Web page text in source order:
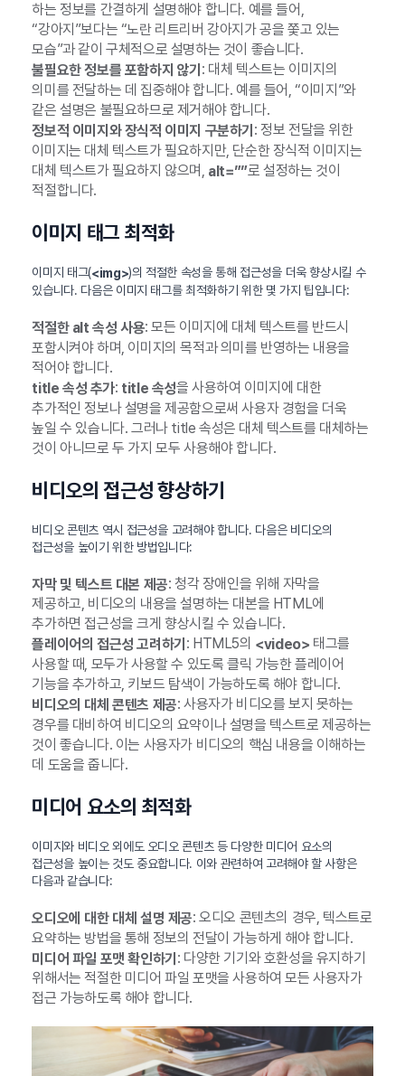
하는 정보를 간결하게 설명해야 합니다. 예를 들어,
“강아지”보다는 “노란 리트리버 강아지가 공을 쫓고 있는
모습”과 같이 구체적으로 설명하는 것이 좋습니다.
불필요한 정보를 포함하지 않기 : 대체 텍스트는 이미지의
의미를 전달하는 데 집중해야 합니다. 예를 들어, “이미지”와
같은 설명은 불필요하므로 제거해야 합니다.
정보적 이미지와 장식적 이미지 구분하기 : 정보 전달을 위한
이미지는 대체 텍스트가 필요하지만, 단순한 장식적 이미지는
대체 텍스트가 필요하지 않으며, alt=””로 설정하는 것이
적절합니다.
이미지 태그 최적화
이미지 태그(<img>)의 적절한 속성을 통해 접근성을 더욱 향상시킬 수
있습니다. 다음은 이미지 태그를 최적화하기 위한 몇 가지 팁입니다:
적절한 alt 속성 사용: 모든 이미지에 대체 텍스트를 반드시
포함시켜야 하며, 이미지의 목적과 의미를 반영하는 내용을
적어야 합니다.
title 속성 추가: title 속성을 사용하여 이미지에 대한
추가적인 정보나 설명을 제공함으로써 사용자 경험을 더욱
높일 수 있습니다. 그러나 title 속성은 대체 텍스트를 대체하는
것이 아니므로 두 가지 모두 사용해야 합니다.
비디오의 접근성 향상하기
비디오 콘텐츠 역시 접근성을 고려해야 합니다. 다음은 비디오의
접근성을 높이기 위한 방법입니다:
자막 및 텍스트 대본 제공: 청각 장애인을 위해 자막을
제공하고, 비디오의 내용을 설명하는 대본을 HTML에
추가하면 접근성을 크게 향상시킬 수 있습니다.
플레이어의 접근성 고려하기 : HTML5의 <video> 태그를
사용할 때, 모두가 사용할 수 있도록 클릭 가능한 플레이어
기능을 추가하고, 키보드 탐색이 가능하도록 해야 합니다.
비디오의 대체 콘텐츠 제공: 사용자가 비디오를 보지 못하는
경우를 대비하여 비디오의 요약이나 설명을 텍스트로 제공하는
것이 좋습니다. 이는 사용자가 비디오의 핵심 내용을 이해하는
데 도움을 줍니다.
미디어 요소의 최적화
이미지와 비디오 외에도 오디오 콘텐츠 등 다양한 미디어 요소의
접근성을 높이는 것도 중요합니다. 이와 관련하여 고려해야 할 사항은
다음과 같습니다:
오디오에 대한 대체 설명 제공: 오디오 콘텐츠의 경우, 텍스트로
요약하는 방법을 통해 정보의 전달이 가능하게 해야 합니다.
미디어 파일 포맷 확인하기 : 다양한 기기와 호환성을 유지하기
위해서는 적절한 미디어 파일 포맷을 사용하여 모든 사용자가
접근 가능하도록 해야 합니다.